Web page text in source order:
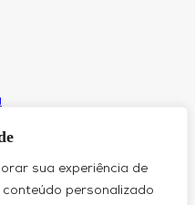
sua experiência de
personalizado
Aproveitamento